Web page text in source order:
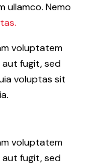
ullamco. Nemo
voluptatem
fugit, sed
voluptas sit
voluptatem
fugit, sed